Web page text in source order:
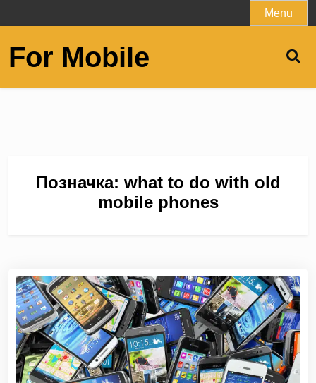
to
Menu
For Mobile
Позначка: what to do with old
mobile phones